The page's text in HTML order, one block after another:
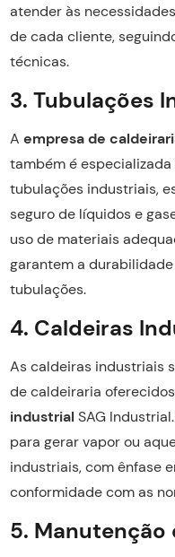
atender às
de cada cliente,
técnicas.
3. Tubulações
A empresa de
também é
tubulações industriais,
seguro de líquidos e
uso de materiais
garantem a
tubulações.
4. Caldeiras
As caldeiras industriais
de caldeiraria
industrial SAG
para gerar vapor ou
industriais, com ênfase
conformidade com as
5. Manutenção